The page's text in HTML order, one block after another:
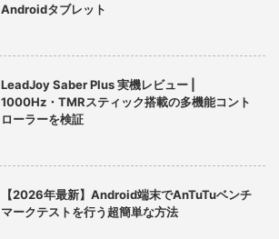
Androidタブレット
LeadJoy Saber Plus 実機レビュー |
1000Hz・TMRスティック搭載の多機能コント
ローラーを検証
【2026年最新】Android端末でAnTuTuベンチ
マークテストを行う超簡単な方法